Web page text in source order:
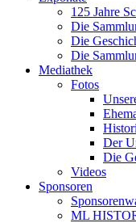
125 Jahre
Die
Die
Die
Mediathek
Fotos
Der
Die
Videos
Sponsoren
ML